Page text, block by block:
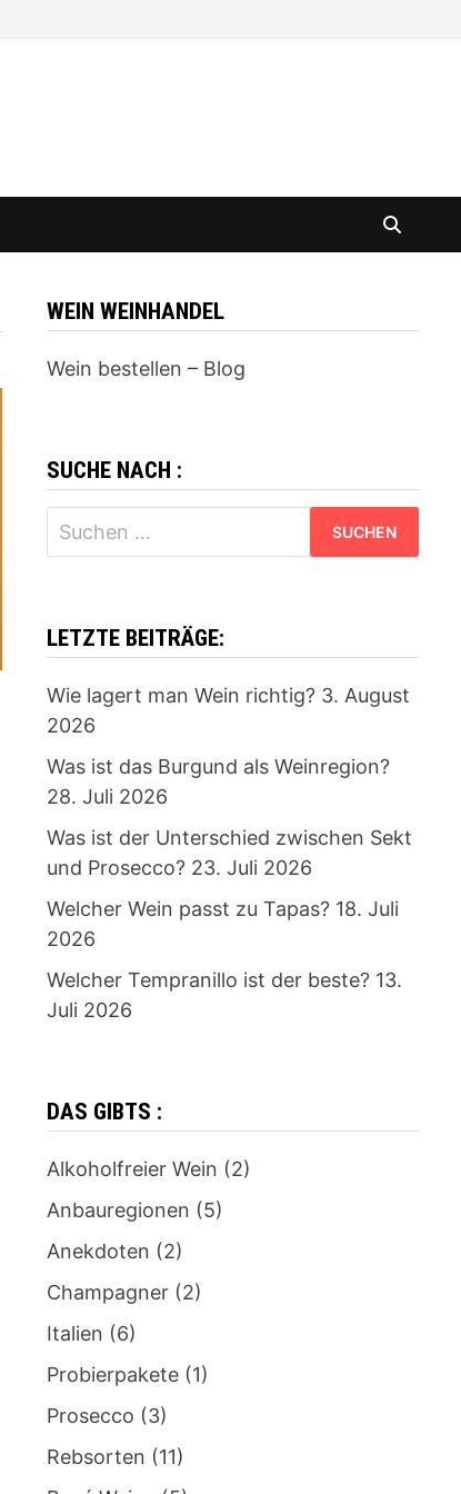
WEIN WEINHANDEL
Wein bestellen – Blog
SUCHE NACH :
Suchen
nach:
LETZTE BEITRÄGE:
Wie lagert man Wein richtig? 3. August
2026
Was ist das Burgund als Weinregion?
28. Juli 2026
Was ist der Unterschied zwischen Sekt
und Prosecco? 23. Juli 2026
Welcher Wein passt zu Tapas? 18. Juli
2026
Welcher Tempranillo ist der beste? 13.
Juli 2026
DAS GIBTS :
Alkoholfreier Wein (2)
Anbauregionen (5)
Anekdoten (2)
Champagner(2)
Italien (6)
Probierpakete(1)
Prosecco (3)
Rebsorten (11)